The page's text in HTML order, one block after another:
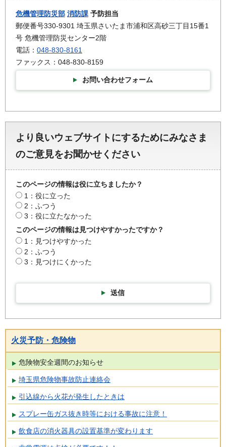
危機管理防災部 消防課 予防担当
郵便番号330-9301 埼玉県さいたま市浦和区高砂三丁目15番1
号 危機管理防災センター2階
電話： 048-830-8161
ファックス：048-830-8159
お問い合わせフォーム
より良いウェブサイトにするためにみなさま
のご意見をお聞かせください
このページの情報は役に立ちましたか？
1：役に立った
2：ふつう
3：役に立たなかった
このページの情報は見つけやすかったですか？
1：見つけやすかった
2：ふつう
3：見つけにくかった
送信
火災予防・危険物
危険物安全週間のお知らせ
埼玉県危険物事故防止連絡会
引込線から火花が発生したときは
スプレー缶ガス抜き時等における事故に注意！
飲食店の消火器具の設置基準が変わります